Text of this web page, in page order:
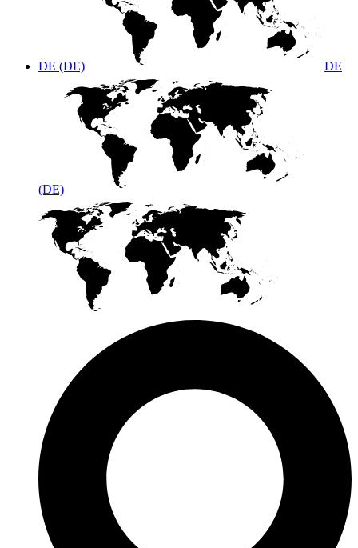
DE (DE) DE
(DE)